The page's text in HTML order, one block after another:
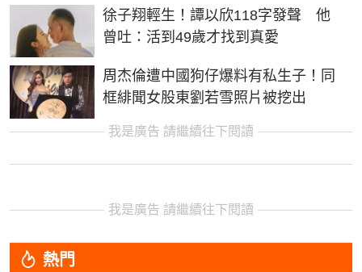
徐子翔輕生！譚以欣118字發聲 他
曾吐：活到49歲才找到真愛
周杰倫遭中國狗仔爆料有私生子！同
框緋聞女股東劉若雪照片被挖出
我是廣告 請繼續往下閱讀
我是廣告 請繼續往下閱讀
熱門